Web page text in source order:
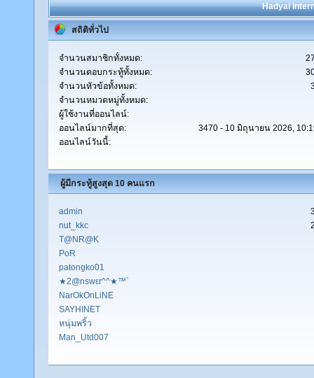
Hadyai
สถิติทั่วไป
จำนวนสมาชิกทั้งหมด:
จำนวนตอบกระทู้ทั้งหมด:
จำนวนหัวข้อทั้งหมด:
จำนวนหมวดหมู่ทั้งหมด:
ผู้ใช้งานที่ออนไลน์:
ออนไลน์มากที่สุด:
3470 - 10 มิถุนายน 2026,
ออนไลน์วันนี้:
ผู้มีกระทู้สูงสุด 10 คนแรก
admin
nut_kkc
T@NR@K
PoR
patongko01
★2@nswεr^^★™`
NarOkOnLiNE
SAYHINET
หนุ่มพริ้ว
Man_Utd007